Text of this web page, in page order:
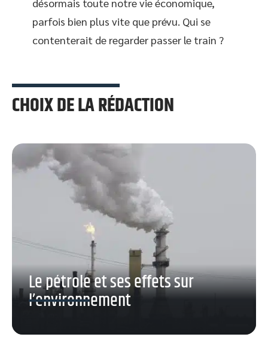
parfois bien plus vite que prévu. Qui se
contenterait de regarder passer le train ?
CHOIX DE LA RÉDACTION
Le pétrole et ses effets sur
l’environnement